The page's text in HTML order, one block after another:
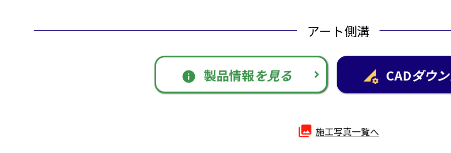
アート側溝
info 製品情報を見る perm_data_setting CADダウ
photo_library 施工写真一覧へ